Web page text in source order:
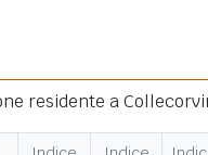
residente a